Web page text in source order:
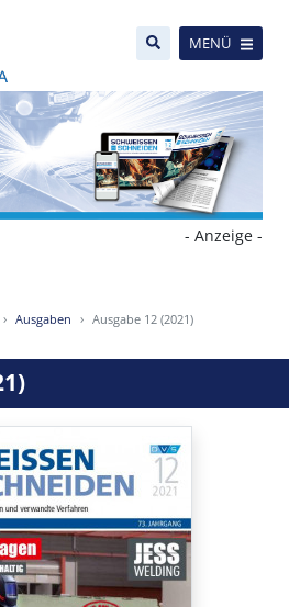
MENÜ
- Anzeige -
Ausgaben Ausgabe 12 (2021)